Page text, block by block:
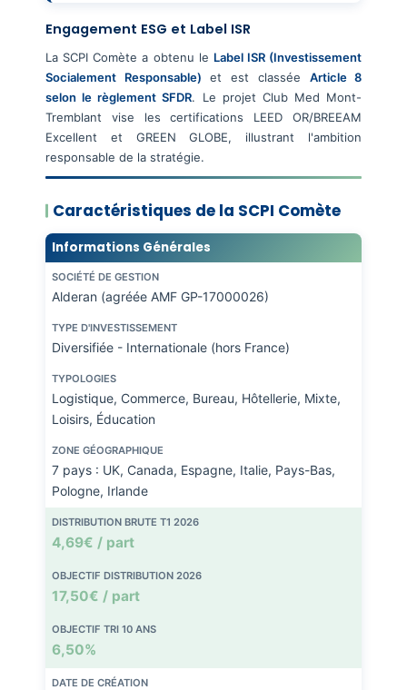
Engagement ESG et Label ISR
La SCPI Comète a obtenu le Label ISR (Investissement
Socialement Responsable) et est classée Article 8
selon le règlement SFDR. Le projet Club Med Mont-
Tremblant vise les certifications LEED OR/BREEAM
Excellent et GREEN GLOBE, illustrant l'ambition
responsable de la stratégie.
Caractéristiques de la SCPI Comète
Informations Générales
SOCIÉTÉ DE GESTION
Alderan (agréée AMF GP-17000026)
TYPE D'INVESTISSEMENT
Diversifiée - Internationale (hors France)
TYPOLOGIES
Logistique, Commerce, Bureau, Hôtellerie, Mixte,
Loisirs, Éducation
ZONE GÉOGRAPHIQUE
7 pays : UK, Canada, Espagne, Italie, Pays-Bas,
Pologne, Irlande
DISTRIBUTION BRUTE T1 2026
4,69€ / part
OBJECTIF DISTRIBUTION 2026
17,50€ / part
OBJECTIF TRI 10 ANS
6,50%
DATE DE CRÉATION